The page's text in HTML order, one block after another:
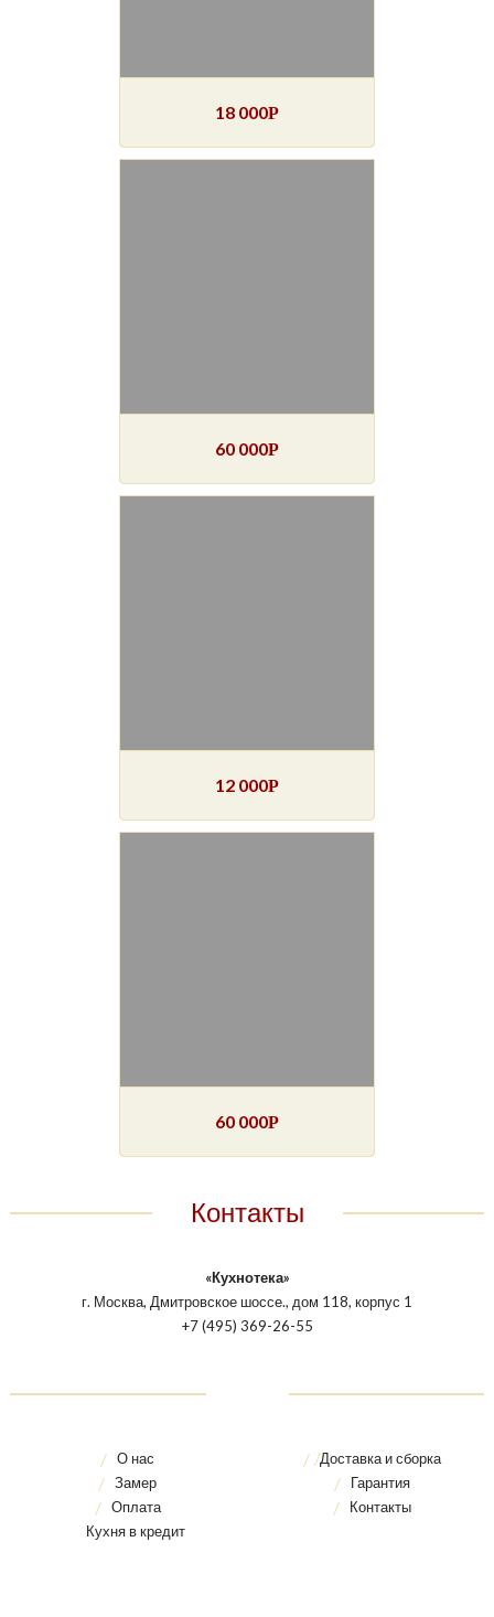
18 000Р
60 000Р
12 000Р
60 000Р
Контакты
«Кухнотека»
г. Москва, Дмитровское шоссе., дом 118, корпус 1
+7 (495) 369-26-55
О нас
Замер
Оплата
Кухня в кредит
Доставка и сборка
Гарантия
Контакты